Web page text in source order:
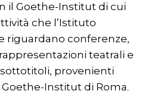
il Goethe-Institut di cui
che l’Istituto
riguardano conferenze,
teatrali e
provenienti
Institut di Roma.